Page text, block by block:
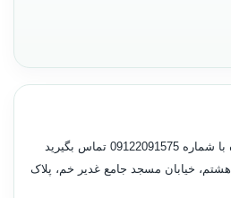
شماره 09122091575 تماس بگیرید
خیابان مسجد جامع غدیر خم، پلاک